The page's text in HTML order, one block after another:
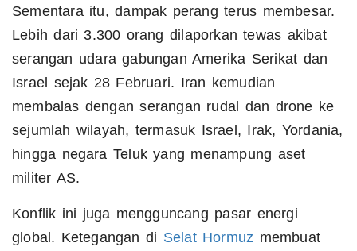
Sementara itu, dampak perang terus membesar.
Lebih dari 3.300 orang dilaporkan tewas akibat
serangan udara gabungan Amerika Serikat dan
Israel sejak 28 Februari. Iran kemudian
membalas dengan serangan rudal dan drone ke
sejumlah wilayah, termasuk Israel, Irak, Yordania,
hingga negara Teluk yang menampung aset
militer AS.
Konflik ini juga mengguncang pasar energi
global. Ketegangan di Selat Hormuz membuat